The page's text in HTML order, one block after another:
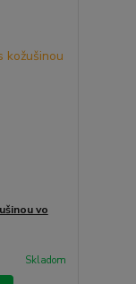
vo
Skladom